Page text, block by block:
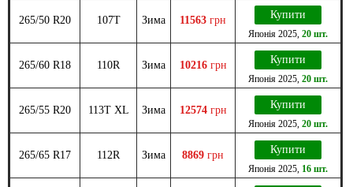
265/50 R20 107T Зима 11563 грн Купити
Японія 2025 20 шт.
265/60 R18 110R Зима 10216 грн Купити
Японія 2025 20 шт.
265/55 R20 113T XL Зима 12574 грн Купити
Японія 2025 20 шт.
265/65 R17 112R Зима 8869 грн Купити
Японія 2025 16 шт.